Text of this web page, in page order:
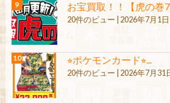
お宝買取！！【虎の巻
20件のビュー 2026年7月1
⭐︎ポケモンカード⭐︎...
20件のビュー 2026年7月31